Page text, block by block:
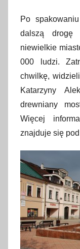
Po
dalszą
niewielkie
000 ludzi.
chwilkę,
Katarzyny
drewniany
Więcej
znajduje się pod